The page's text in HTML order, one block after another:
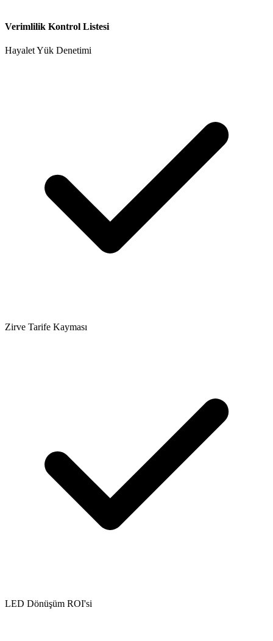
Verimlilik Kontrol Listesi
Hayalet Yük Denetimi
Zirve Tarife Kayması
LED Dönüşüm ROI'si